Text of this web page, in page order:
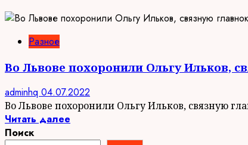
Разное
Во Львове похоронили Ольгу Ильков,
adminhq 04.07.2022
Во Львове похоронили Ольгу Ильков, связную
Читать далее
Поиск